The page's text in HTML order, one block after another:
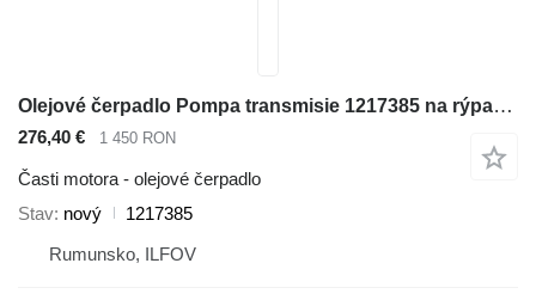
Olejové čerpadlo Pompa transmisie 1217385 na rýpadla-nakladača Caterpillar 414E , 416C , 416D , 416E , 416F , 420D , 420E , 420F , 422E , 422F , 424B , 424B HD , 424D , 426C , 428C , 428D , 428E , 428F , 430D , 430E , 430F , 432D , 432E , 432F , 434E , 434F , 436C , 438C , 438D , 442D , 442E , 444E , 444F
276,40 € 1 450 RON
Časti motora - olejové čerpadlo
Stav nový
1217385
Rumunsko, ILFOV